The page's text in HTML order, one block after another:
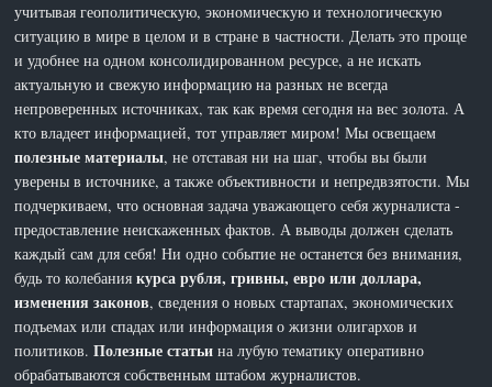
учитывая геополитическую, экономическую и технологическую
ситуацию в мире в целом и в стране в частности. Делать это проще
и удобнее на одном консолидированном ресурсе, а не искать
актуальную и свежую информацию на разных не всегда
непроверенных источниках, так как время сегодня на вес золота. А
кто владеет информацией, тот управляет миром! Мы освещаем
полезные материалы, не отставая ни на шаг, чтобы вы были
уверены в источнике, а также объективности и непредвзятости. Мы
подчеркиваем, что основная задача уважающего себя журналиста -
предоставление неискаженных фактов. А выводы должен сделать
каждый сам для себя! Ни одно событие не останется без внимания,
будь то колебаниякурса рубля, гривны, евро или доллара,
изменения законов, сведения о новых стартапах, экономических
подъемах или спадах или информация о жизни олигархов и
политиков.Полезные статьи на лубую тематику оперативно
обрабатываются собственным штабом журналистов.